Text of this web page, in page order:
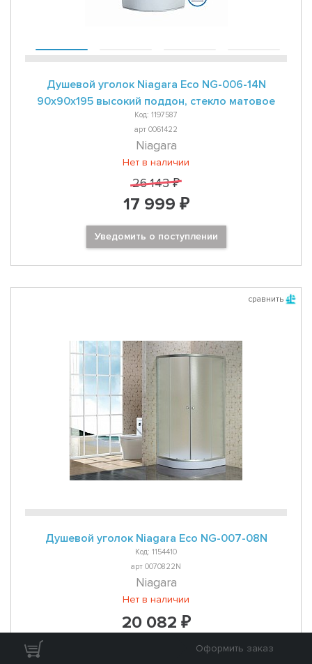
Душевой уголок Niagara Eco NG-006-14N
90х90х195 высокий поддон, стекло матовое
Код: 1197587
арт 0061422
Niagara
Нет в наличии
26 143 ₽
17 999 ₽
Уведомить о поступлении
сравнить
Душевой уголок Niagara Eco NG-007-08N
Код: 1154410
арт 0070822N
Niagara
Нет в наличии
20 082 ₽
Уведомить о поступленииОформить заказ